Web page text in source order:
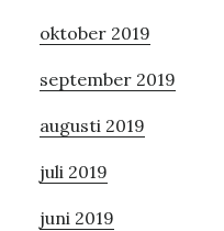
oktober 2019
september 2019
augusti 2019
juli 2019
juni 2019